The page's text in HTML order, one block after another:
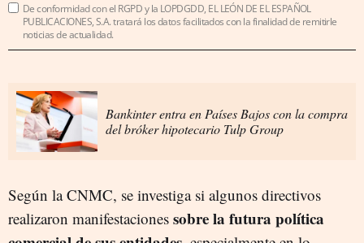
De conformidad con el RGPD y la LOPDGDD, EL LEÓN DE EL ESPAÑOL
PUBLICACIONES, S.A. tratará los datos facilitados con la finalidad de remitirle
noticias de actualidad.
Bankinter entra en Países Bajos con la compra
del bróker hipotecario Tulp Group
Según la CNMC, se investiga si algunos directivos
realizaron manifestaciones sobre la futura política